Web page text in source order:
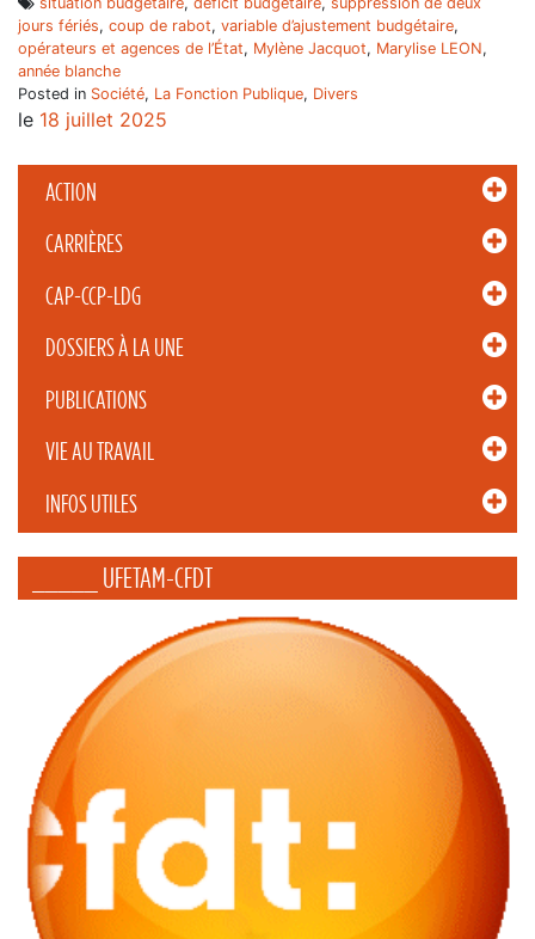
ACTION
CARRIÈRES
CAP-CCP-LDG
DOSSIERS À LA UNE
PUBLICATIONS
VIE AU TRAVAIL
INFOS UTILES
_____ UFETAM-CFDT
jours fériés, coup de rabot, variable d’ajustement budgétaire,
opérateurs et agences de l’État, Mylène Jacquot, Marylise LEON,
année blanche
Posted in Société, La Fonction Publique, Divers
le 18 juillet 2025